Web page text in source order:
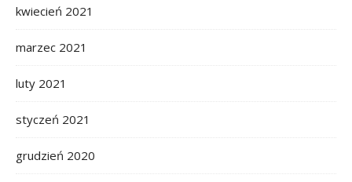
kwiecień 2021
marzec 2021
luty 2021
styczeń 2021
grudzień 2020